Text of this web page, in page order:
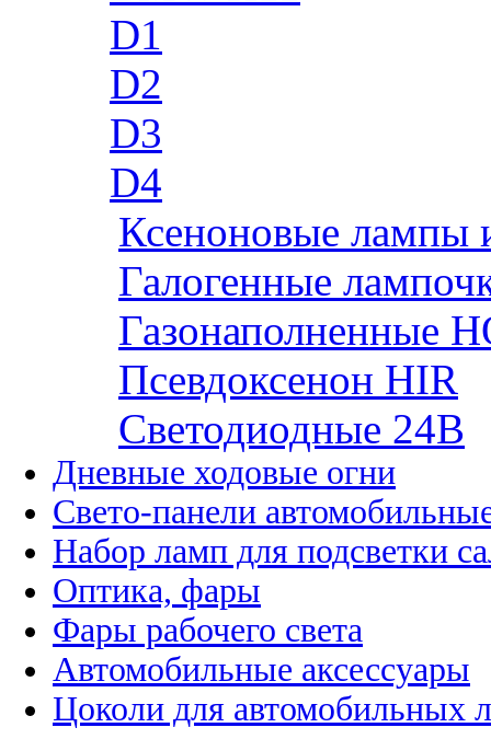
D1
D2
D3
D4
Ксеноновые лампы
Галогенные
Газонаполненные
Псевдоксенон HIR
Cветодиодные 24B
Дневные ходовые огни
Свето-панели
Набор ламп для подсветки
Оптика, фары
Фары рабочего света
Автомобильные аксессуары
Цоколи для автомобильных